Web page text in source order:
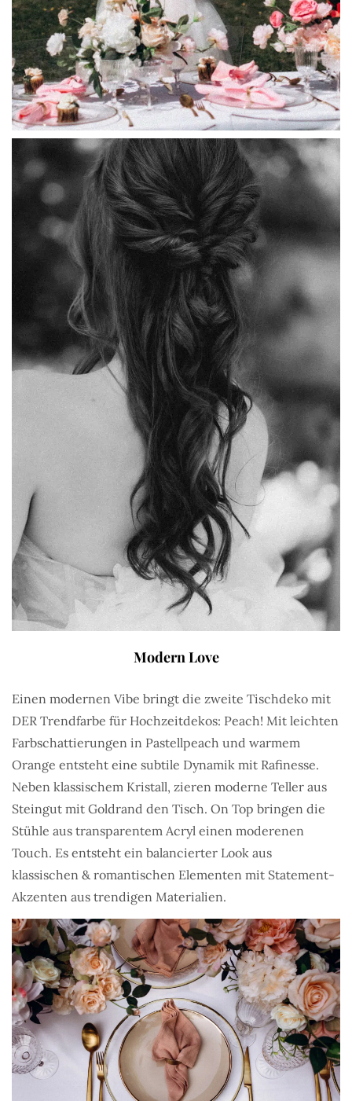
Modern Love
Einen modernen Vibe bringt die zweite Tischdeko mit
DER Trendfarbe für Hochzeitdekos: Peach! Mit leichten
Farbschattierungen in Pastellpeach und warmem
Orange entsteht eine subtile Dynamik mit Rafinesse.
Neben klassischem Kristall, zieren moderne Teller aus
Steingut mit Goldrand den Tisch. On Top bringen die
Stühle aus transparentem Acryl einen moderenen
Touch. Es entsteht ein balancierter Look aus
klassischen & romantischen Elementen mit Statement-
Akzenten aus trendigen Materialien.